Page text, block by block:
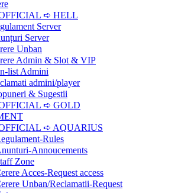
➪ HELL
Server
Server
Unban
Admin & Slot & VIP
list Admini
admini/player
& Sugestii
➪ GOLD
➪ AQUARIUS
Rules
Annoucements
Zone
Acces-Request access
Unban/Reclamatii-Request